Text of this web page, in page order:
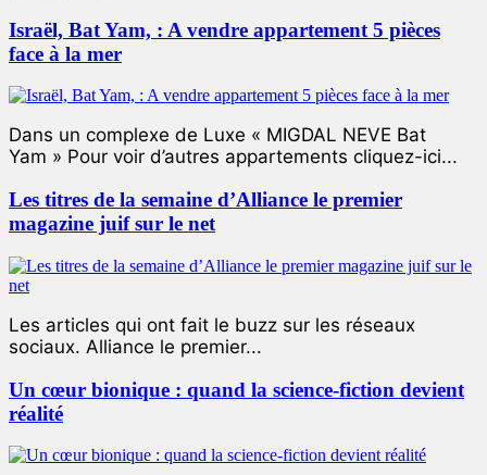
Israël, Bat Yam, : A vendre appartement 5 pièces
face à la mer
Dans un complexe de Luxe « MIGDAL NEVE Bat
Yam » Pour voir d’autres appartements cliquez-ici...
Les titres de la semaine d’Alliance le premier
magazine juif sur le net
Les articles qui ont fait le buzz sur les réseaux
sociaux. Alliance le premier...
Un cœur bionique : quand la science-fiction devient
réalité